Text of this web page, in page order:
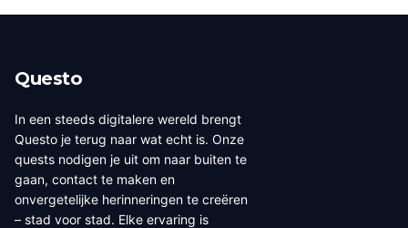
Questo
In een steeds digitalere wereld brengt
Questo je terug naar wat echt is. Onze
quests nodigen je uit om naar buiten te
gaan, contact te maken en
onvergetelijke herinneringen te creëren
– stad voor stad. Elke ervaring is